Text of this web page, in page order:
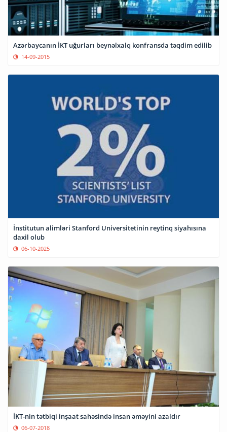
Azərbaycanın İKT uğurları beynəlxalq konfransda təqdim edilib
14-09-2015
İnstitutun alimləri Stanford Universitetinin reytinq siyahısına
daxil olub
06-10-2025
İKT-nin tətbiqi inşaat sahəsində insan əməyini azaldır
06-07-2018